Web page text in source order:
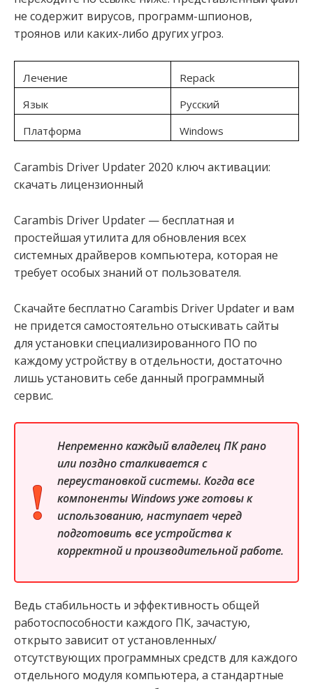
не содержит вирусов, программ-шпионов,
троянов или каких-либо других угроз.
Лечение
Repack
Язык
Русский
Платформа
Windows
Carambis Driver Updater 2020 ключ активации:
скачать лицензионный
Carambis Driver Updater — бесплатная и
простейшая утилита для обновления всех
системных драйверов компьютера, которая не
требует особых знаний от пользователя.
Скачайте бесплатно Carambis Driver Updater и вам
не придется самостоятельно отыскивать сайты
для установки специализированного ПО по
каждому устройству в отдельности, достаточно
лишь установить себе данный программный
сервис.
Непременно каждый владелец ПК рано
или поздно сталкивается с
переустановкой системы. Когда все
компоненты Windows уже готовы к
использованию, наступает черед
подготовить все устройства к
корректной и производительной работе.
Ведь стабильность и эффективность общей
работоспособности каждого ПК, зачастую,
открыто зависит от установленных/
отсутствующих программных средств для каждого
отдельного модуля компьютера, а стандартные